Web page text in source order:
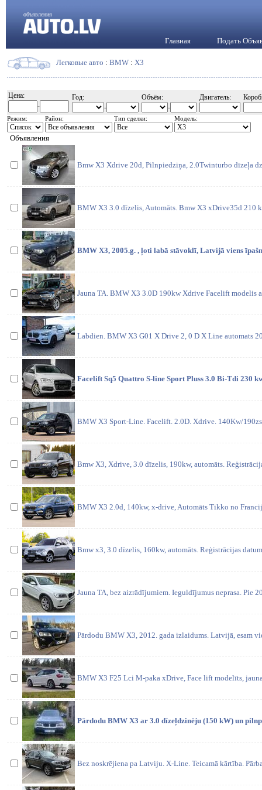
объявления
Главная Подать
Легковые авто : BMW : X3
Цена:
-
Год:
-
Объём:
-
Двигатель:
Режим: Район: Тип сделки: Модель:
Объявления
Bmw X3 Xdrive 20d, Pilnpiedziņa, 2.0Twinturbo dīzeļa
BMW X3 3.0 dīzelis, Automāts. Bmw X3 xDrive35d 210
BMW X3, 2005.g. , ļoti labā stāvoklī, Latvijā viens
Jauna TA. BMW X3 3.0D 190kw Xdrive Facelift modelis
Labdien. BMW X3 G01 X Drive 2, 0 D X Line automats
Facelift Sq5 Quattro S-line Sport Pluss 3.0 Bi-Tdi 230
BMW X3 Sport-Line. Facelift. 2.0D. Xdrive. 140Kw/
Bmw X3, Xdrive, 3.0 dīzelis, 190kw, automāts.
BMW X3 2.0d, 140kw, x-drive, Automāts Tikko no
Bmw x3, 3.0 dīzelis, 160kw, automāts. Reģistrācijas
Jauna TA, bez aizrādījumiem. Ieguldījumus neprasa. Pie
Pārdodu BMW X3, 2012. gada izlaidums. Latvijā, esam
BMW X3 F25 Lci M-paka xDrive, Face lift modelīts,
Pārdodu BMW X3 ar 3.0 dīzeļdzinēju (150 kW) un
Bez noskrējiena pa Latviju. X-Line. Teicamā kārtība.